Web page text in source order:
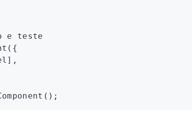
e teste
({
,
();